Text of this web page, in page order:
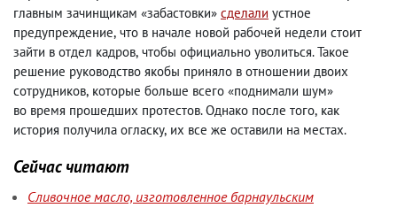
главным зачинщикам «забастовки» сделали устное
предупреждение, что в начале новой рабочей недели стоит
зайти в отдел кадров, чтобы официально уволиться. Такое
решение руководство якобы приняло в отношении двоих
сотрудников, которые больше всего «поднимали шум»
во время прошедших протестов. Однако после того, как
история получила огласку, их все же оставили на местах.
Сейчас читают
Сливочное масло, изготовленное барнаульским